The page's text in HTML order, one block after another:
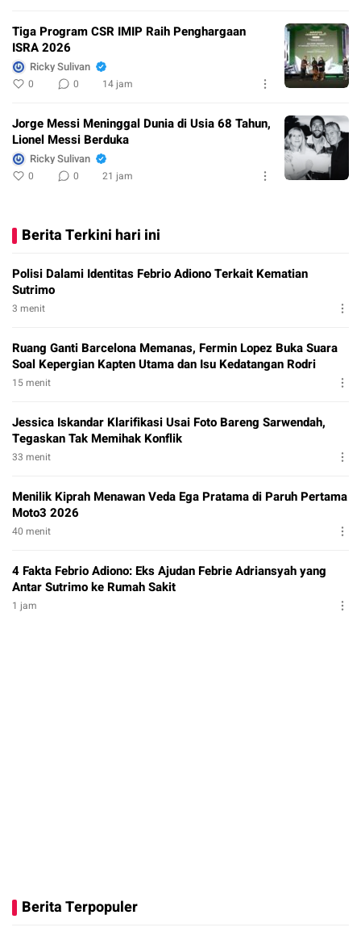
Tiga Program CSR IMIP Raih Penghargaan
ISRA 2026
Ricky Sulivan
0 0 14 jam
Jorge Messi Meninggal Dunia di Usia 68 Tahun,
Lionel Messi Berduka
Ricky Sulivan
0 0 21 jam
Berita Terkini hari ini
Polisi Dalami Identitas Febrio Adiono Terkait Kematian
Sutrimo
3 menit
Ruang Ganti Barcelona Memanas, Fermin Lopez Buka Suara
Soal Kepergian Kapten Utama dan Isu Kedatangan Rodri
15 menit
Jessica Iskandar Klarifikasi Usai Foto Bareng Sarwendah,
Tegaskan Tak Memihak Konflik
33 menit
Menilik Kiprah Menawan Veda Ega Pratama di Paruh Pertama
Moto3 2026
40 menit
4 Fakta Febrio Adiono: Eks Ajudan Febrie Adriansyah yang
Antar Sutrimo ke Rumah Sakit
1 jam
Berita Terpopuler